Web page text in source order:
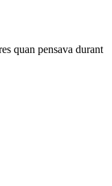
quan pensava durant